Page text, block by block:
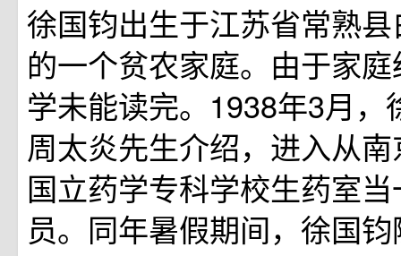
徐国钧出生于江苏省常熟
的一个贫农家庭。由于家
学未能读完。1938年3月，
周太炎先生介绍，进入从
国立药学专科学校生药室
员。同年暑假期间，徐国